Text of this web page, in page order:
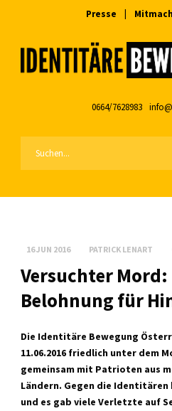
Presse
0664/7628983
16 JUN 2016 PATRICK LENART
Versuchter Mord:
Belohnung für
Die Identitäre Bewegung
11.06.2016 friedlich unter dem
gemeinsam mit Patrioten aus
Ländern. Gegen die Identitären
und es gab viele Verletzte auf